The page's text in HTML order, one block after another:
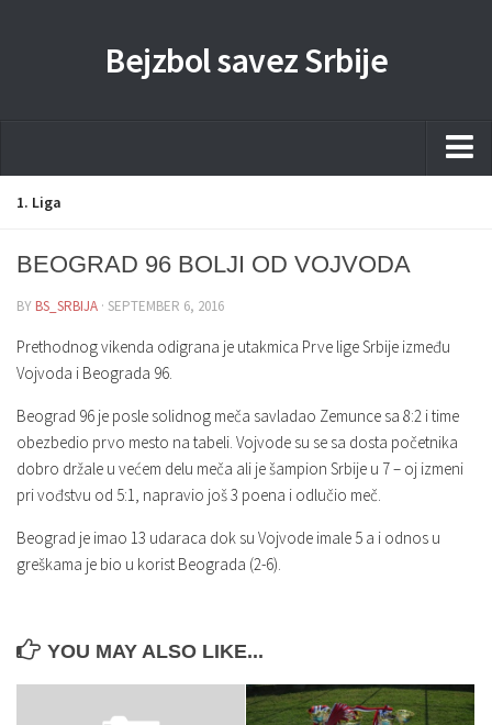
Bejzbol savez Srbije
Home
Liga
Sponzorstva
Dokumenta
Javne nabavke
Kontakt
1. Liga
BEOGRAD 96 BOLJI OD VOJVODA
BY BS_SRBIJA · SEPTEMBER 6, 2016
Prethodnog vikenda odigrana je utakmica Prve lige Srbije između
Vojvoda i Beograda 96.
Beograd 96 je posle solidnog meča savladao Zemunce sa 8:2 i time
obezbedio prvo mesto na tabeli. Vojvode su se sa dosta početnika
dobro držale u većem delu meča ali je šampion Srbije u 7 – oj izmeni
pri vođstvu od 5:1, napravio još 3 poena i odlučio meč.
Beograd je imao 13 udaraca dok su Vojvode imale 5 a i odnos u
greškama je bio u korist Beograda (2-6).
YOU MAY ALSO LIKE...